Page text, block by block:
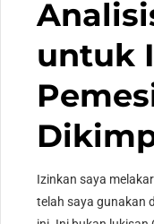
untuk
Izinkan saya
telah saya gunakan